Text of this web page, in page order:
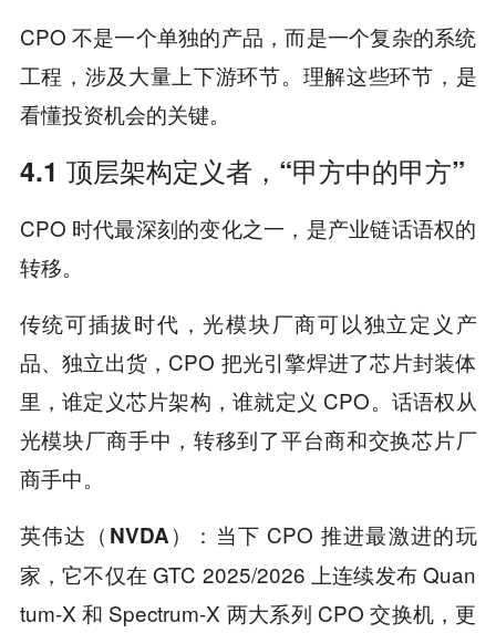
CPO 不是一个单独的产品，而是一个复杂的系统
工程，涉及大量上下游环节。理解这些环节，是
看懂投资机会的关键。
4.1 顶层架构定义者，“甲方中的甲方”
CPO 时代最深刻的变化之一，是产业链话语权的
转移。
传统可插拔时代，光模块厂商可以独立定义产
品、独立出货，CPO 把光引擎焊进了芯片封装体
里，谁定义芯片架构，谁就定义 CPO。话语权从
光模块厂商手中，转移到了平台商和交换芯片厂
商手中。
英伟达（NVDA）： 当下 CPO 推进最激进的玩
家，它不仅在 GTC 2025/2026 上连续发布 Quan
tum-X 和 Spectrum-X 两大系列 CPO 交换机，更